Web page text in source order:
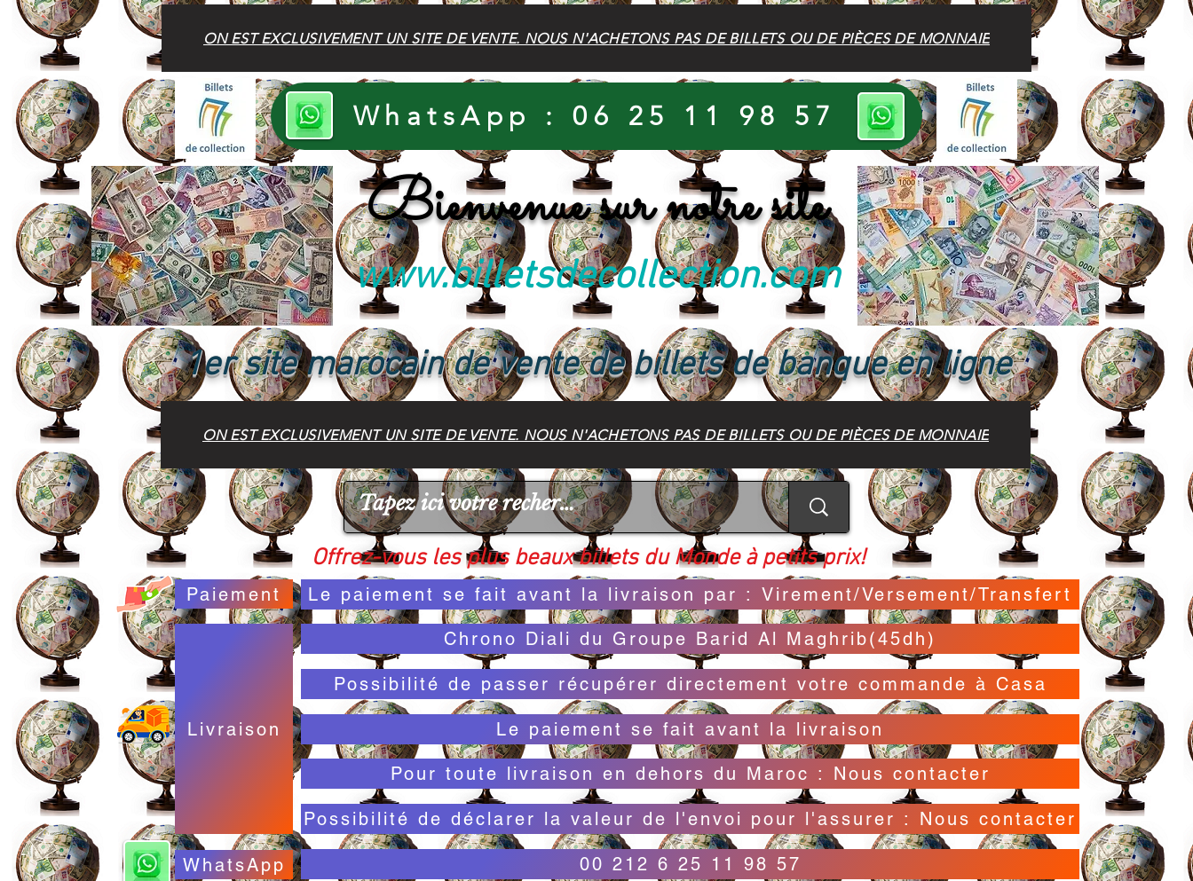
ON EST EXCLUSIVEMENT UN SITE DE VENTE. NOUS N'ACHETONS PAS DE BILLETS OU DE PIÈCES DE MONNAIE
WhatsApp : 06 25 11 98 57
Bienvenue sur notre site
www.billetsdecollection.com
1er site marocain de vente de billets de banque en ligne
ON EST EXCLUSIVEMENT UN SITE DE VENTE. NOUS N'ACHETONS PAS DE BILLETS OU DE PIÈCES DE MONNAIE
Offrez-vous les plus beaux billets du Monde à petits prix!
Paiement Le paiement se fait avant la livraison par : Virement/Versement/Transfert
Livraison
Chrono Diali du Groupe Barid Al Maghrib(45dh)
Possibilité de passer récupérer directement votre commande à Casa
Le paiement se fait avant la livraison
Pour toute livraison en dehors du Maroc : Nous contacter
Possibilité de déclarer la valeur de l'envoi pour l'assurer : Nous contacter
WhatsApp 00 212 6 25 11 98 57